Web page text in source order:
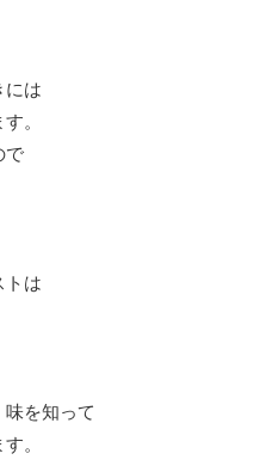
には
。
で
トは
を知って
。